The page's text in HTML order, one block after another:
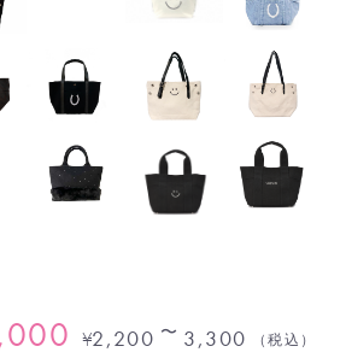
¥2,200 〜 3,300 （税込）